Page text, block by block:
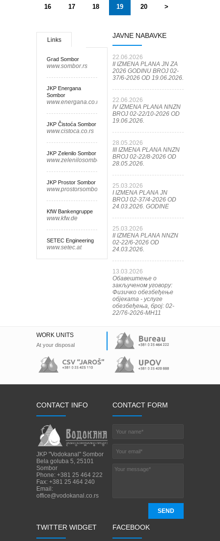
16
17 18 19 20 >
Links
Grad Sombor
www.sombor.rs
JKP Energana
Sombor
www.energana.co.rs
JKP Čistoća Sombor
www.cistoca.co.rs
JKP Zelenilo Sombor
www.zelenilosombor.co.rs
JKP Prostor Sombor
www.prostorsombor.rs
KfW Bankengruppe
www.kfw.de
SETEC Engineering
www.setec.at
JAVNE NABAVKE
22.06.2026
II IZMENA PLANA JN ZA
2026 GODINU BROJ 02-
37/6-2026 OD 19.06.2026.
22.06.2026
IV IZMENA PLANA NNZN
BROJ 02-22/10-2026 OD
19.06.2026.
28.05.2026
III IZMENA PLANA NNZN
BROJ 02-22/8-2026 OD
28.05.2026.
25.03.2026
I IZMENA PLANA JN
BROJ 02-37/4-2026 OD
24.03.2026. GODINE
25.03.2026
II IZMENA PLANA NNZN
02-22/6-2026 OD
24.03.2026.
13.03.2026
Обавештење о
закљученом уговору:
Физичко обезбеђење
објеката - услуге
обезбеђења, број: 02-
22/76-2026-МН11
WORK UNITS
At your disposal
CONTACT INFO
JKP "Vodokanal" Sombor
Bela goluba 5, 25101
Sombor
Phone: +381 25 464 222
Fax: +381 25 464 240
Email:
office@vodokanal.co.rs
CONTACT FORM
SEND
TWITTER WIDGET FACEBOOK